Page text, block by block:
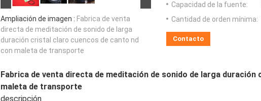
Ampliación de imagen : Fabrica de venta
directa de meditación de sonido de larga
duración cristal claro cuencos de canto nd
con maleta de transporte
Capacidad de la fuente:
Cantidad de orden mínima:
Contacto
Fabrica de venta directa de meditación de sonido de larga
maleta de transporte
descripción